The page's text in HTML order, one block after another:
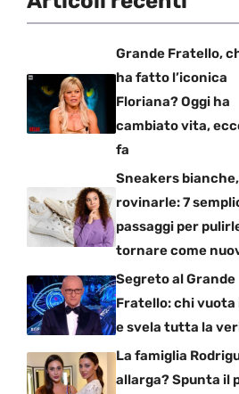
Grande Fratello,
ha fatto l’iconica
Floriana? Oggi ha
cambiato vita,
fa
Sneakers
rovinarle: 7
passaggi per
tornare come
Segreto al Grande
Fratello: chi vuota
e svela tutta la
La famiglia
allarga? Spunta il